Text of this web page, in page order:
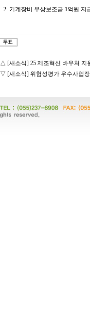
2. 기계장비 무상보조금 1억원 지
△ [새소식] 25 제조혁신 바우처 지
▽ [새소식] 위험성평가 우수사업